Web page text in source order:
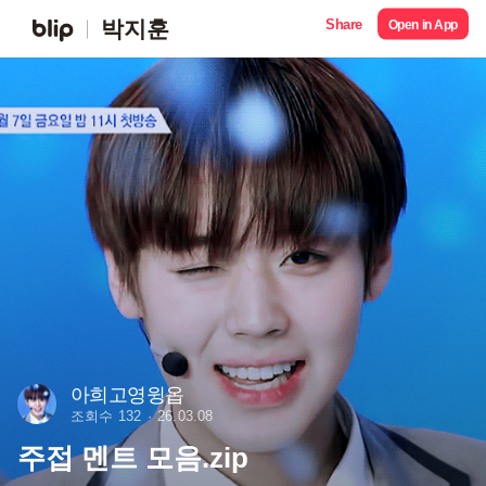
박지훈 Share Open in App
아희고영윙옵
조회수 132 26.03.08
주접 멘트 모음.zip